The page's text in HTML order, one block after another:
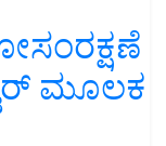
ಮೂಲಕ